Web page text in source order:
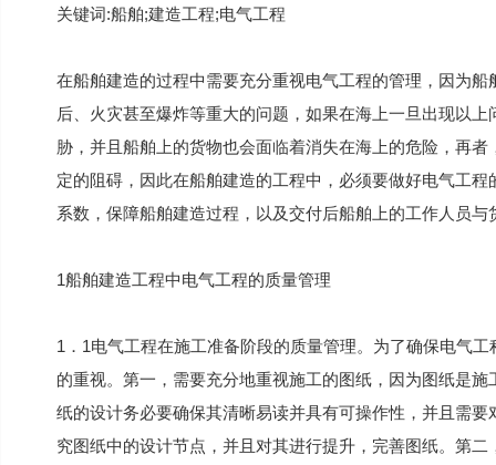
关键词:船舶;建造工程;电气工程
在船舶建造的过程中需要充分重视电气工程的管理，因为
后、火灾甚至爆炸等重大的问题，如果在海上一旦出现以
胁，并且船舶上的货物也会面临着消失在海上的危险，再
定的阻碍，因此在船舶建造的工程中，必须要做好电气工
系数，保障船舶建造过程，以及交付后船舶上的工作人员与
1船舶建造工程中电气工程的质量管理
1．1电气工程在施工准备阶段的质量管理。为了确保电气
的重视。第一，需要充分地重视施工的图纸，因为图纸是
纸的设计务必要确保其清晰易读并具有可操作性，并且需
究图纸中的设计节点，并且对其进行提升，完善图纸。第